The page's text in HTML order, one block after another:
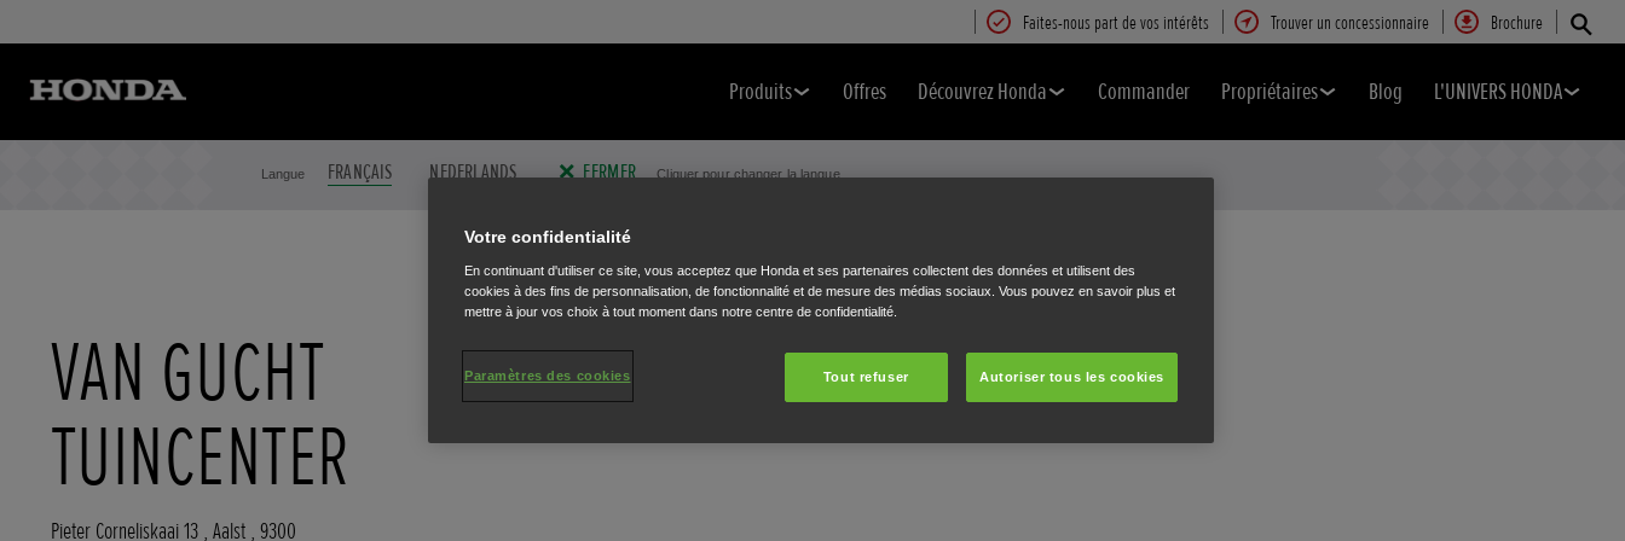
Faites-nous part de vos intérêts Trouver un concessionnaire Brochure
Produits Offres Découvrez Honda Commander Propriétaires Blog L'UNIVERS HONDA
Langue FRANÇAIS NEDERLANDS FERMER Cliquer pour changer la langue.
VAN GUCHT
TUINCENTER
Pieter Corneliskaai 13 , Aalst , 9300
Votre confidentialité
En continuant d'utiliser ce site, vous acceptez que Honda et ses partenaires collectent des données et utilisent des
cookies à des fins de personnalisation, de fonctionnalité et de mesure des médias sociaux. Vous pouvez en savoir plus et
mettre à jour vos choix à tout moment dans notre centre de confidentialité.
Tout refuser Autoriser tous les cookies
Paramètres des cookies